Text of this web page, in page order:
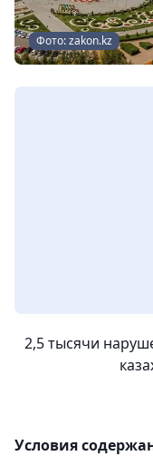
Фото: zakon.kz
2,5 тысячи
Условия